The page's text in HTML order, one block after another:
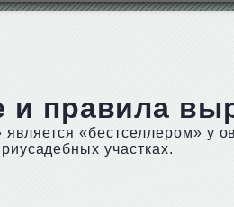
и правила
«бестселлером» у
участках.